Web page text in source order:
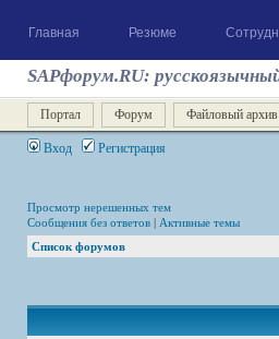
Главная Резюме
SAPфорум.RU:
Портал Форум Файловый архив
Вход Регистрация
Просмотр нерешенных тем
Сообщения без ответов | Активные темы
Список форумов